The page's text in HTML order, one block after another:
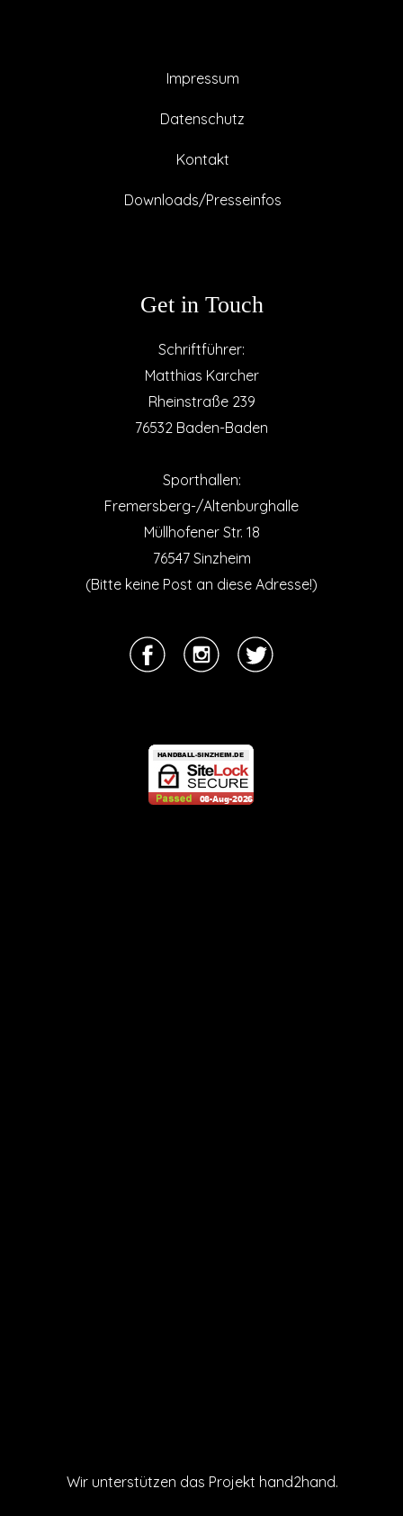
Impressum
Datenschutz
Kontakt
Downloads/Presseinfos
Get in Touch
Schriftführer:
Matthias Karcher
Rheinstraße 239
76532 Baden-Baden
Sporthallen:
Fremersberg-/Altenburghalle
Müllhofener Str. 18
76547 Sinzheim
(Bitte keine Post an diese Adresse!)
Wir unterstützen das Projekt hand2hand.